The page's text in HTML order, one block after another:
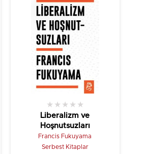
Liberalizm ve
Hoşnutsuzları
★ ★ ★ ★ ★
Francis Fukuyama
Serbest Kitaplar